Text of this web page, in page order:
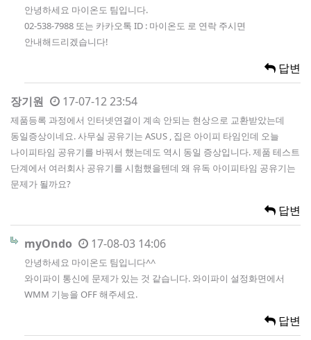
안녕하세요 마이온도 팀입니다.
02-538-7988 또는 카카오톡 ID : 마이온도 로 연락 주시면
안내해드리겠습니다!
답변
장기원 17-07-12 23:54
제품등록 과정에서 인터넷연결이 계속 안되는 현상으로 교환받았는데
동일증상이네요. 사무실 공유기는 ASUS , 집은 아이피 타임인데 오늘
나이피타임 공유기를 바꿔서 했는데도 역시 동일 증상입니다. 제품 테스트
단계에서 여러회사 공유기를 시험했을텐데 왜 유독 아이피타임 공유기는
문제가 될까요?
답변
myOndo 17-08-03 14:06
안녕하세요 마이온도 팀입니다^^
와이파이 통신에 문제가 있는 것 같습니다. 와이파이 설정화면에서
WMM 기능을 OFF 해주세요.
답변